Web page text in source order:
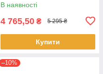
В наявності
4 765,50 ₴ 5 295 ₴
Купити
–10%